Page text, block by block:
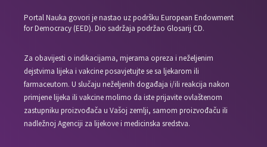
Portal Nauka govori je nastao uz podršku European Endowment
for Democracy (EED). Dio sadržaja podržao Glosarij CD.
Za obavijesti o indikacijama, mjerama opreza i neželjenim
dejstvima lijeka i vakcine posavjetujte se sa ljekarom ili
farmaceutom. U slučaju neželjenih događaja i/ili reakcija nakon
primjene lijeka ili vakcine molimo da iste prijavite ovlaštenom
zastupniku proizvođača u Vašoj zemlji, samom proizvođaču ili
nadležnoj Agenciji za lijekove i medicinska sredstva.